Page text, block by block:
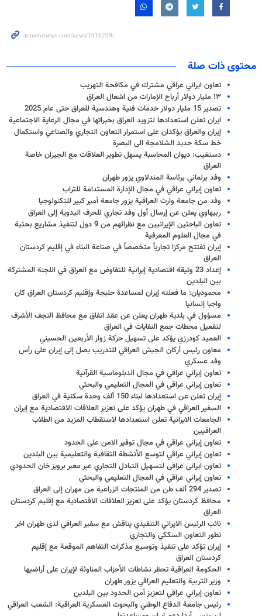
محتوى ذات صلة
تعاون ايراني عراقي مشترك في مكافحة التهريب
۱۳ مليار دولار أرباح الإمارات من اشعال العراق
تصدير 15 مليار دولار خدمات فنية وهندسية للعراق حتى عام 2025
ايران تعلن استعدادها لتزويد العراق بخبراتها في مجال الرعاية الاجتماعية
إيران والعراق يؤكدان على استمرار التعاون التجاري والصناعي واستكمال
خط سكة حديد الشلامجة الى البصرة
دستغيب: ديوان المحاسبة يسهل تطوير العلاقات مع الجيران خاصة
العراق
وفد برلماني برئاسة المندلاوي يزور طهران
تعاون إيراني عراقي في مجال الإدارة المستدامة للتراب
وفد من جامعة وارث العراقية يزور جامعة أمير كبير للتكنولوجيا
ربيهاوي یعلن عن إرسال أول وفد تجاري للحرف اليدوية إلى العراق
تعاون الباحثين الإيرانيين مع نظرائهم من 9 دول لتنفيذ مشاريع بحثية
في مجال العلوم المعرفية
إيران تفتتح مركزا تجارياً متخصصاً في صناعة البناء في إقليم كردستان
العراق
إعداد 23 وثيقة اقتصادية إيرانية للتفاوض مع العراق في اللجنة المشتركة
بين البلدين
محموديان: ما فعلته إيران لمساعدة حلبجة وإقليم كردستان العراق كان
واجبا إنسانيا
مسؤول في بلدية طهران يعلن عن عقد اتفاق مع محافظ النجف الأشرف
لتفعيل محطات جمع النفايات في العراق
العميد كودرزي يؤكد على تسهيل حركة زوار الأربعين الحسيني
معاون رئيس أركان الجيش العراقي للتدريب يصل إلى إيران على رأس
وفد عسكري
تعاون إيراني عراقي في مجال الدبلوماسية القرآنية
تعاون إيراني عراقي في المجال التعليمي والبحثي
إيران تعلن عن استعدادها لبناء 150 ألف وحدة سكنية في العراق
السفير العراقي في طهران يؤكد على تعزيز العلاقات الاقتصادية مع إيران
الجامعات الايرانية تعلن استعدادها لاستقطاب المزيد من الطلاب
العراقيين
تعاون إيراني عراقي في مجال توفير الامن على الحدود
تعاون إيراني عراقي لتوسع الأنشطة الثقافية والتعليمية بين البلدين
تعاون ایرانی عراقی لتسهيل التبادل التجاري عبر معبر برويز خان الحدودي
تعاون إيراني عراقي في المجال التعليمي والبحثي
تصدير 294 ألف طن من المنتجات الزراعية من مهران إلى العراق
محافظ كردستان يؤكد على تعزيز العلاقات الاقتصادية مع إقليم كردستان
العراق
نائب الرئيس الايراني التنفيذي يناقش مع سفير العراقي لدى طهران اخر
تطور التعاون السككي والتجاري
إيران تؤكد على تنفيذ وتوسيع مذكرات التفاهم الموقعة مع إقليم
كردستان العراق
الحكومة العراقية تحظر نشاطات الأحزاب المناوئة لإيران على أراضيها
وزير التربية والتعليم العراقي يزور طهران
تعاون إيراني عراقي لتعزيز أمن الحدود بين البلدين
رئيس جامعة الدفاع الوطني والبحوث العسكرية العراقية: الشعب العراقي